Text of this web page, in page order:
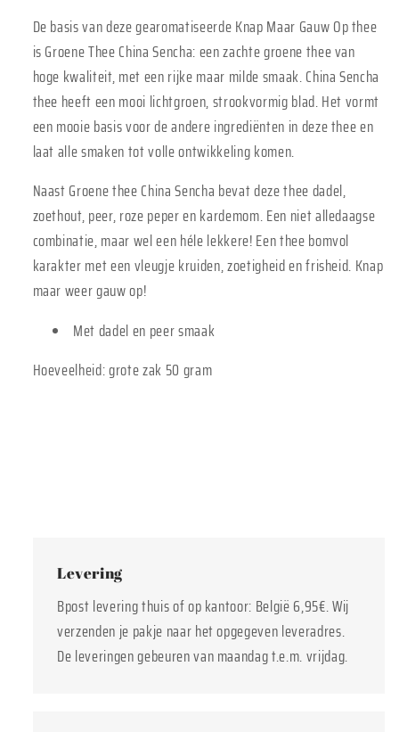
De basis van deze gearomatiseerde Knap Maar Gauw Op thee
is Groene Thee China Sencha: een zachte groene thee van
hoge kwaliteit, met een rijke maar milde smaak. China Sencha
thee heeft een mooi lichtgroen, strookvormig blad. Het vormt
een mooie basis voor de andere ingrediënten in deze thee en
laat alle smaken tot volle ontwikkeling komen.
Naast Groene thee China Sencha bevat deze thee dadel,
zoethout, peer, roze peper en kardemom. Een niet alledaagse
combinatie, maar wel een héle lekkere! Een thee bomvol
karakter met een vleugje kruiden, zoetigheid en frisheid. Knap
maar weer gauw op!
Met dadel en peer smaak
Hoeveelheid: grote zak 50 gram
Levering
Bpost levering thuis of op kantoor: België 6,95€. Wij
verzenden je pakje naar het opgegeven leveradres.
De leveringen gebeuren van maandag t.e.m. vrijdag.